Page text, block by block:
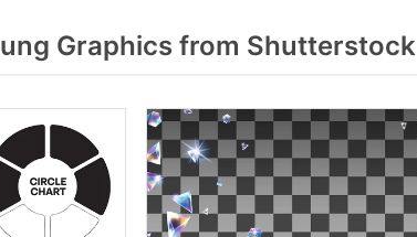
Graphics from Shutterstock